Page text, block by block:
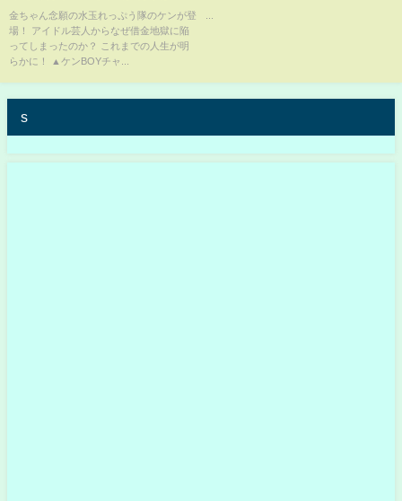
に！【鬼越トマホーク】
金ちゃん念願の水玉れっぷう隊のケンが登
場！ アイドル芸人からなぜ借金地獄に陥
ってしまったのか？ これまでの人生が明
らかに！ ▲ケンBOYチャ...
s